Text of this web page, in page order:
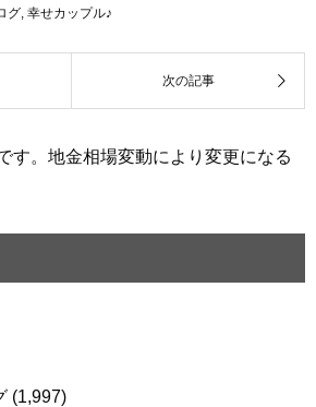
グ 幸せカップル♪
す。地金相場変動により変更になる
(1,997)